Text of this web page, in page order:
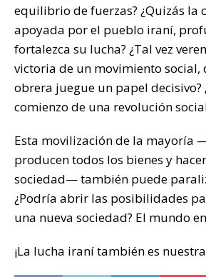
equilibrio de fuerzas? ¿Quizás la
apoyada por el pueblo iraní,
fortalezca su lucha? ¿Tal vez
victoria de un movimiento social,
obrera juegue un papel decisivo?
comienzo de una revolución
Esta movilización de la mayoría
producen todos los bienes y
sociedad— también puede
¿Podría abrir las posibilidades
una nueva sociedad? El mundo
¡La lucha iraní también es